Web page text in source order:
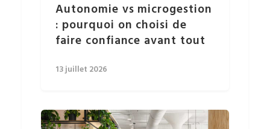
Autonomie vs microgestion
: pourquoi on choisi de
faire confiance avant tout
13 juillet 2026